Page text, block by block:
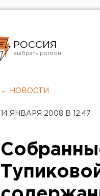
РОССИЯ
Челябинск
← НОВОСТИ
14 ЯНВАРЯ 2008 В 12:47